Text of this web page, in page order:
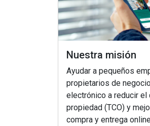
Nuestra misión
Ayudar a pequeños
propietarios de
electrónico a reducir
propiedad (TCO) y
compra y entrega